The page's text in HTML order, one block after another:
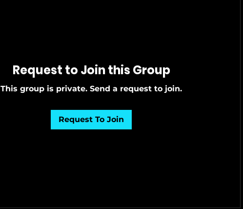
Request to Join this Group
This group is private. Send a request to join.
Request To Join